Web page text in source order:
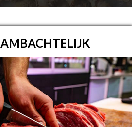
AMBACHTELIJK